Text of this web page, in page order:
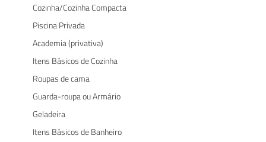
Cozinha/Cozinha Compacta
Piscina Privada
Academia (privativa)
Itens Básicos de Cozinha
Roupas de cama
Guarda-roupa ou Armário
Geladeira
Itens Básicos de Banheiro